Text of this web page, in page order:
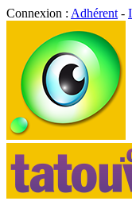
Connexion : Adhérent -